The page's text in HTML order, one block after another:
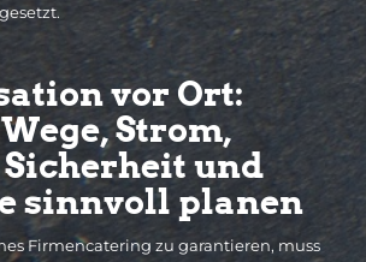
vor Ort:
Strom,
und
sinnvoll planen
Firmencatering zu garantieren, muss